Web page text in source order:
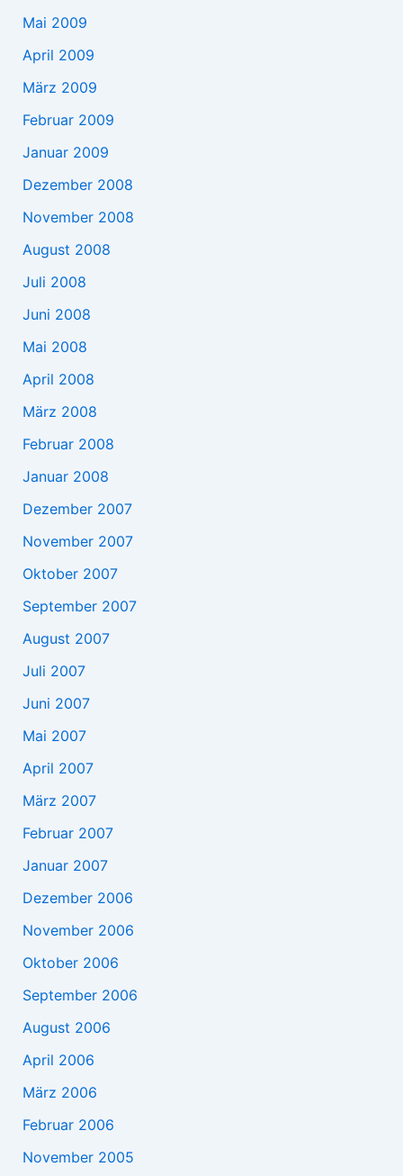
Mai 2009
April 2009
März 2009
Februar 2009
Januar 2009
Dezember 2008
November 2008
August 2008
Juli 2008
Juni 2008
Mai 2008
April 2008
März 2008
Februar 2008
Januar 2008
Dezember 2007
November 2007
Oktober 2007
September 2007
August 2007
Juli 2007
Juni 2007
Mai 2007
April 2007
März 2007
Februar 2007
Januar 2007
Dezember 2006
November 2006
Oktober 2006
September 2006
August 2006
April 2006
März 2006
Februar 2006
November 2005